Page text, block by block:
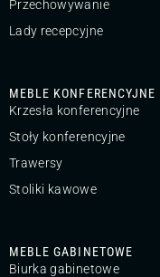
Przechowywanie
Lady recepcyjne
MEBLE KONFERENCYJNE
Krzesła konferencyjne
Stoły konferencyjne
Trawersy
Stoliki kawowe
MEBLE GABINETOWE
Biurka gabinetowe